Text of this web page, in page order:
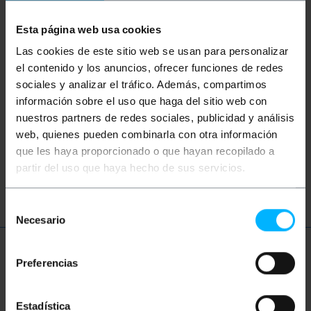
Esta página web usa cookies
Las cookies de este sitio web se usan para personalizar
el contenido y los anuncios, ofrecer funciones de redes
sociales y analizar el tráfico. Además, compartimos
información sobre el uso que haga del sitio web con
nuestros partners de redes sociales, publicidad y análisis
web, quienes pueden combinarla con otra información
que les haya proporcionado o que hayan recopilado a
partir del uso que haya hecho de sus servicios.
Necesario
Preferencias
Estadística
temes us poden ajudar
eina ferreteria electrònica
electricista lampista mesurador
comprovador
anàlisi
Més informació